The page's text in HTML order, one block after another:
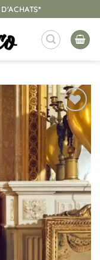
Ajouter
à la
liste
d’envies